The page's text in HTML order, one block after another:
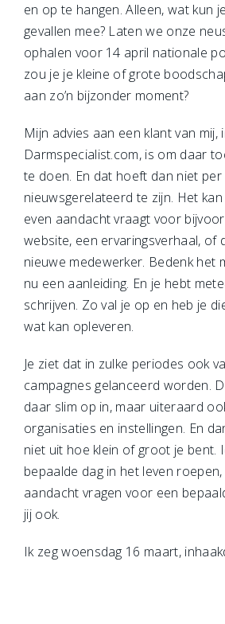
en op te hangen. Alleen, wat kun
gevallen mee? Laten we onze
ophalen voor 14 april nationale
zou je je kleine of grote
aan zo’n bijzonder moment?
Mijn advies aan een klant van mij,
Darmspecialist.com, is om daar
te doen. En dat hoeft dan niet per
nieuwsgerelateerd te zijn. Het
even aandacht vraagt voor
website, een ervaringsverhaal, of
nieuwe medewerker. Bedenk het
nu een aanleiding. En je hebt
schrijven. Zo val je op en heb je
wat kan opleveren.
Je ziet dat in zulke periodes ook
campagnes gelanceerd worden.
daar slim op in, maar uiteraard
organisaties en instellingen. En
niet uit hoe klein of groot je bent.
bepaalde dag in het leven
aandacht vragen voor een
jij ook.
Ik zeg woensdag 16 maart,